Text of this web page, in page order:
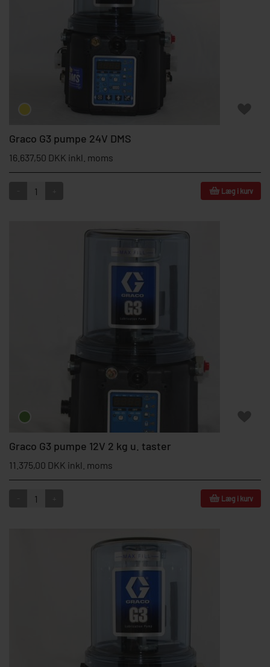
Graco G3 pumpe 24V DMS
16.637,50 DKK inkl. moms
Læg i kurv
Graco G3 pumpe 12V 2 kg u. taster
11.375,00 DKK inkl. moms
Læg i kurv